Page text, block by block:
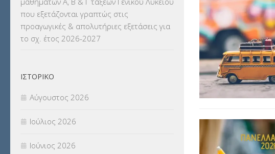
ΜΕΤΑΦΟΡΑ ΜΑΘΗΤΩΝ(3)
ΝΟΜΟΘΕΣΙΑ(66)
που εξετάζονται γραπτώς στις
προαγωγικές & απολυτήριες εξετάσεις για
το σχ. έτος 2026-2027
ΙΣΤΟΡΙΚΌ
Αύγουστος 2026
Ιούλιος 2026
Ιούνιος 2026